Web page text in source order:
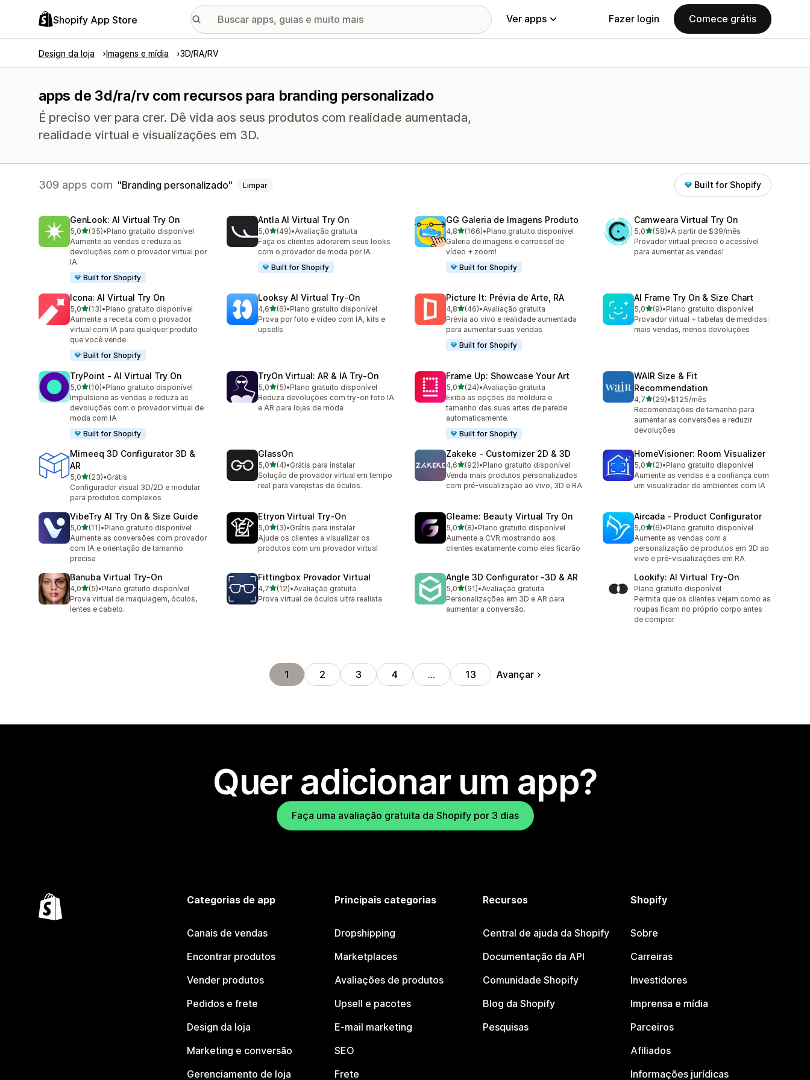
Shopify App Store Ver apps Fazer login Comece grátis
Design da loja Imagens e mídia 3D/RA/RV
apps de 3d/ra/rv com recursos para branding personalizado
É preciso ver para crer. Dê vida aos seus produtos com realidade aumentada,
realidade virtual e visualizações em 3D.
309 apps com Branding personalizado Limpar Built for Shopify
GenLook: AI Virtual Try On
5,0de 5 estrelas
(35)
35 avaliações ao todo
•Plano gratuito disponível
Aumente as vendas e reduza as
devoluções com o provador virtual por
IA.
Built for Shopify
Antla AI Virtual Try On
5,0de 5 estrelas
(49)
49 avaliações ao todo
•Avaliação gratuita
Faça os clientes adorarem seus looks
com o provador de moda por IA
Built for Shopify
GG Galeria de Imagens Produto
4,8de 5 estrelas
(166)
166 avaliações ao todo
•Plano gratuito disponível
Galeria de imagens e carrossel de
vídeo + zoom!
Built for Shopify
Camweara Virtual Try On
5,0de 5 estrelas
(58)
58 avaliações ao todo
•A partir de $39/mês
Provador virtual preciso e acessível
para aumentar as vendas!
Icona: AI Virtual Try On
5,0de 5 estrelas
(13)
13 avaliações ao todo
•Plano gratuito disponível
Aumente a receita com o provador
virtual com IA para qualquer produto
que você vende
Built for Shopify
Looksy AI Virtual Try‑On
4,6de 5 estrelas
(6)
6 avaliações ao todo
•Plano gratuito disponível
Prova por foto e vídeo com IA, kits e
upsells
Picture It: Prévia de Arte, RA
4,8de 5 estrelas
(46)
46 avaliações ao todo
•Avaliação gratuita
Prévia ao vivo e realidade aumentada
para aumentar suas vendas
Built for Shopify
AI Frame Try On & Size Chart
5,0de 5 estrelas
(9)
9 avaliações ao todo
•Plano gratuito disponível
Provador virtual + tabelas de medidas:
mais vendas, menos devoluções
TryPoint ‑ AI Virtual Try On
5,0de 5 estrelas
(10)
10 avaliações ao todo
•Plano gratuito disponível
Impulsione as vendas e reduza as
devoluções com o provador virtual de
moda com IA
Built for Shopify
TryOn Virtual: AR & IA Try‑On
5,0de 5 estrelas
(5)
5 avaliações ao todo
•Plano gratuito disponível
Reduza devoluções com try-on foto IA
e AR para lojas de moda
Frame Up: Showcase Your Art
5,0de 5 estrelas
(24)
24 avaliações ao todo
•Avaliação gratuita
Exiba as opções de moldura e
tamanho das suas artes de parede
automaticamente.
Built for Shopify
WAIR Size & Fit
Recommendation
4,7de 5 estrelas
(29)
29 avaliações ao todo
•$125/mês
Recomendações de tamanho para
aumentar as conversões e reduzir
devoluções
Mimeeq 3D Configurator 3D &
AR
5,0de 5 estrelas
(23)
23 avaliações ao todo
•Grátis
Configurador visual 3D/2D e modular
para produtos complexos
GlassOn
5,0de 5 estrelas
(4)
4 avaliações ao todo
•Grátis para instalar
Solução de provador virtual em tempo
real para varejistas de óculos.
Zakeke ‑ Customizer 2D & 3D
4,6de 5 estrelas
(92)
92 avaliações ao todo
•Plano gratuito disponível
Venda mais produtos personalizados
com pré-visualização ao vivo, 3D e RA
HomeVisioner: Room Visualizer
5,0de 5 estrelas
(2)
2 avaliações ao todo
•Plano gratuito disponível
Aumente as vendas e a confiança com
um visualizador de ambientes com IA
VibeTry AI Try On & Size Guide
5,0de 5 estrelas
(11)
11 avaliações ao todo
•Plano gratuito disponível
Aumente as conversões com provador
com IA e orientação de tamanho
precisa
Etryon Virtual Try‑On
5,0de 5 estrelas
(3)
3 avaliações ao todo
•Grátis para instalar
Ajude os clientes a visualizar os
produtos com um provador virtual
Gleame: Beauty Virtual Try On
5,0de 5 estrelas
(8)
8 avaliações ao todo
•Plano gratuito disponível
Aumente a CVR mostrando aos
clientes exatamente como eles ficarão
Aircada ‑ Product Configurator
5,0de 5 estrelas
(6)
6 avaliações ao todo
•Plano gratuito disponível
Aumente as vendas com a
personalização de produtos em 3D ao
vivo e pré-visualizações em RA
Banuba Virtual Try‑On
4,0de 5 estrelas
(5)
5 avaliações ao todo
•Plano gratuito disponível
Prova virtual de maquiagem, óculos,
lentes e cabelo.
Fittingbox Provador Virtual
4,7de 5 estrelas
(12)
12 avaliações ao todo
•Avaliação gratuita
Prova virtual de óculos ultra realista
Angle 3D Configurator ‑3D & AR
5,0de 5 estrelas
(91)
91 avaliações ao todo
•Avaliação gratuita
Personalizações em 3D e AR para
aumentar a conversão.
Lookify: AI Virtual Try‑On
Plano gratuito disponível
Permita que os clientes vejam como as
roupas ficam no próprio corpo antes
de comprar
1 2 3 4 … 13 Avançar
Quer adicionar um app?
Faça uma avaliação gratuita da Shopify por 3 dias
Categorias de app
Canais de vendas
Encontrar produtos
Vender produtos
Pedidos e frete
Design da loja
Marketing e conversão
Gerenciamento de loja
Principais categorias
Dropshipping
Marketplaces
Avaliações de produtos
Upsell e pacotes
E-mail marketing
SEO
Frete
Recursos
Central de ajuda da Shopify
Documentação da API
Comunidade Shopify
Blog da Shopify
Pesquisas
Shopify
Sobre
Carreiras
Investidores
Imprensa e mídia
Parceiros
Afiliados
Informações jurídicas